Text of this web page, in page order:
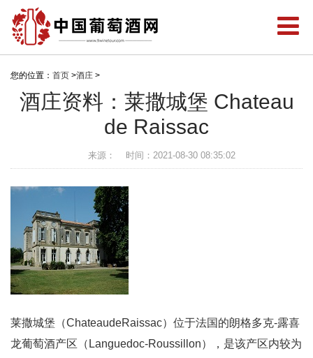
您的位置： 首页 >酒庄 >
酒庄资料：莱撒城堡 Chateau
de Raissac
来源： 时间：2021-08-30 08:35:02
莱撒城堡（ChateaudeRaissac）位于法国的朗格多克-露喜
龙葡萄酒产区（Languedoc-Roussillon），是该产区内较为